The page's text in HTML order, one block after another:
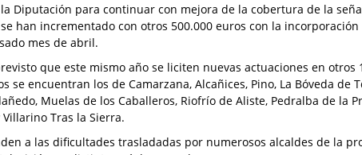
Diputación para continuar con mejora de la cobertura de la
han incrementado con otros 500.000 euros con la
mes de abril.
que este mismo año se liciten nuevas actuaciones en
se encuentran los de Camarzana, Alcañices, Pino, La Bóveda de
Muelas de los Caballeros, Riofrío de Aliste, Pedralba de la
Villarino Tras la Sierra.
a las dificultades trasladadas por numerosos alcaldes de la